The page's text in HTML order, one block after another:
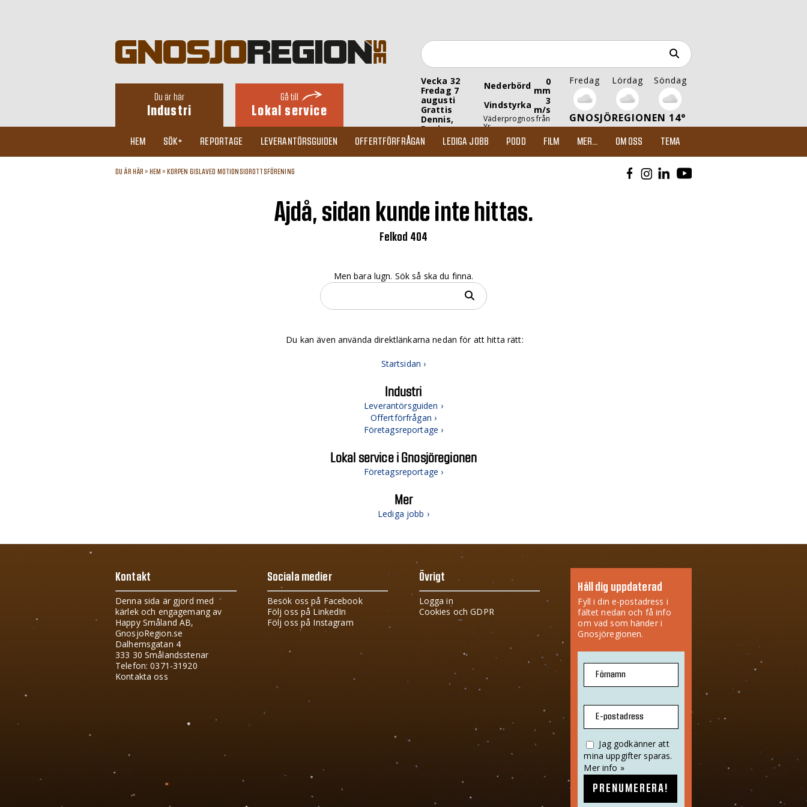
Du är här
Industri
Gå till
Lokal service
Vecka 32
Fredag 7
augusti
Grattis
Dennis,
Denise
Nederbörd 0
mm
Vindstyrka
3
m/s
Väderprognos från
Yr
Fredag Lördag Söndag
GNOSJÖREGIONEN 14°
HEM SÖK+ REPORTAGE LEVERANTÖRSGUIDEN OFFERTFÖRFRÅGAN LEDIGA JOBB PODD FILM MER... OM OSS TEMA
DU ÄR HÄR » HEM » KORPEN GISLAVED MOTIONSIDROTTSFÖRENING
Ajdå, sidan kunde inte hittas.
Felkod 404
Men bara lugn. Sök så ska du finna.
Du kan även använda direktlänkarna nedan för att hitta rätt:
Startsidan ›
Industri
Leverantörsguiden ›
Offertförfrågan ›
Företagsreportage ›
Lokal service i Gnosjöregionen
Företagsreportage ›
Mer
Lediga jobb ›
Kontakt
Denna sida är gjord med
kärlek och engagemang av
Happy Småland AB,
GnosjoRegion.se
Dalhemsgatan 4
333 30 Smålandsstenar
Telefon: 0371-31920
Kontakta oss
Sociala medier
Besök oss på Facebook
Följ oss på LinkedIn
Följ oss på Instagram
Övrigt
Logga in
Cookies och GDPR
Håll dig uppdaterad
Fyll i din e-postadress i
fältet nedan och få info
om vad som händer i
Gnosjöregionen.
Förnamn
E-postadress
Jag godkänner att
mina uppgifter sparas.
Mer info »
PRENUMERERA!